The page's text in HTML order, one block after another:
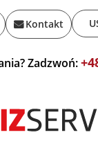
Kontakt
Zadzwoń: